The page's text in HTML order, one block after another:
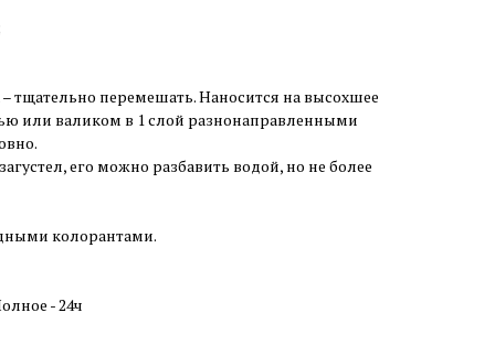
тщательно перемешать. Наносится на высохшее
или валиком в 1 слой разнонаправленными
его можно разбавить водой, но не более
колорантами.
- 24ч